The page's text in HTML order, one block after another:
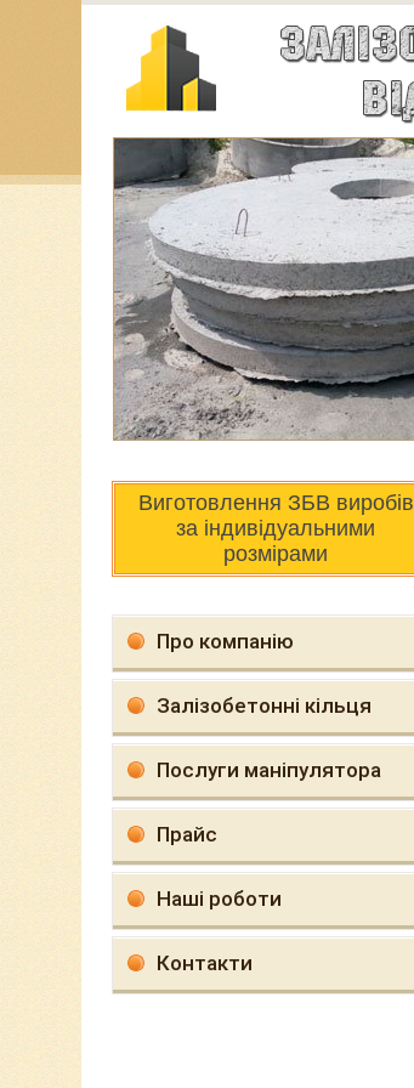
Виготовлення ЗБВ виробів
за індивідуальними
розмірами
Про компанію
Залізобетонні кільця
Послуги маніпулятора
Прайс
Наші роботи
Контакти